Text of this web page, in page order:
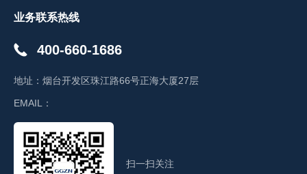
业务联系热线
400-660-1686
地址： 烟台开发区珠江路66号正海大厦27层
EMAIL：
扫一扫关注